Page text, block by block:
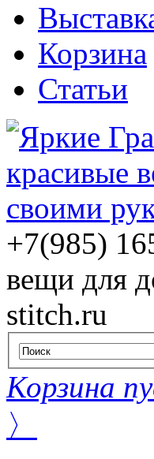
Корзина
Статьи
+7(985)
вещи для
stitch.ru
Корзина
〉